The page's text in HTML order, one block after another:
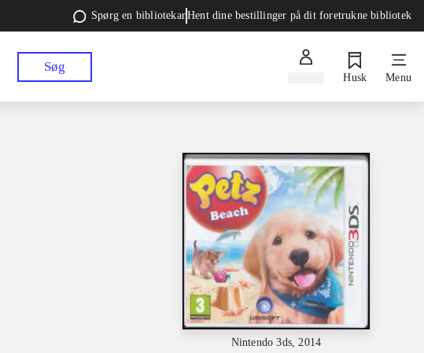
Spørg en bibliotekarHent dine bestillinger på dit foretrukne bibliotek
Søg
Husk Menu
Nintendo 3ds, 2014